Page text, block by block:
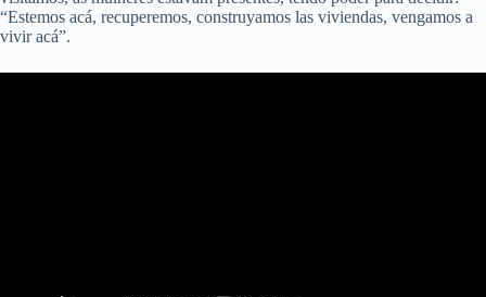
“Estemos acá, recuperemos, construyamos las viviendas, vengamos a
vivir acá”.